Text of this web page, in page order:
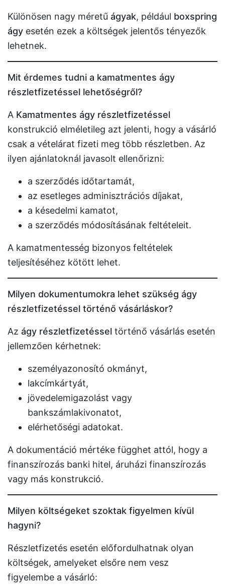
Különösen nagy méretű ágyak, például boxspring
ágy esetén ezek a költségek jelentős tényezők
lehetnek.
Mit érdemes tudni a kamatmentes ágy
részletfizetéssel lehetőségről?
A Kamatmentes ágy részletfizetéssel
konstrukció elméletileg azt jelenti, hogy a vásárló
csak a vételárat fizeti meg több részletben. Az
ilyen ajánlatoknál javasolt ellenőrizni:
a szerződés időtartamát,
az esetleges adminisztrációs díjakat,
a késedelmi kamatot,
a szerződés módosításának feltételeit.
A kamatmentesség bizonyos feltételek
teljesítéséhez kötött lehet.
Milyen dokumentumokra lehet szükség ágy
részletfizetéssel történő vásárláskor?
Az ágy részletfizetéssel történő vásárlás esetén
jellemzően kérhetnek:
személyazonosító okmányt,
lakcímkártyát,
jövedelemigazolást vagy
bankszámlakivonatot,
elérhetőségi adatokat.
A dokumentáció mértéke függhet attól, hogy a
finanszírozás banki hitel, áruházi finanszírozás
vagy más konstrukció.
Milyen költségeket szoktak figyelmen kívül
hagyni?
Részletfizetés esetén előfordulhatnak olyan
költségek, amelyeket elsőre nem vesz
figyelembe a vásárló: